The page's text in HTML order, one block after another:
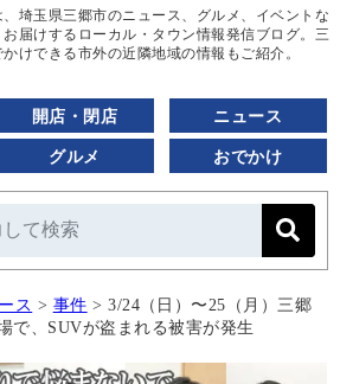
埼玉県三郷市のニュース、グルメ、イベントな
お届けするローカル・タウン情報発信ブログ。三
けできる市外の近隣地域の情報もご紹介。
開店・閉店 ニュース
グルメ おでかけ
ス > 事件 > 3/24（日）〜25（月）三郷
で、SUVが盗まれる被害が発生